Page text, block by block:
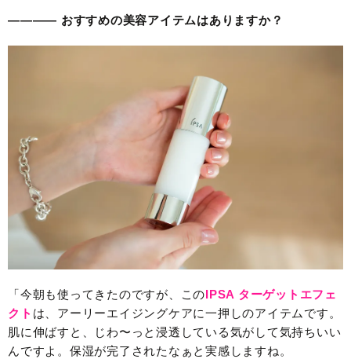
———— おすすめの美容アイテムはありますか？
「今朝も使ってきたのですが、このIPSA ターゲットエフェ
クト は、アーリーエイジングケアに一押しのアイテムです。
肌に伸ばすと、じわ〜っと浸透している気がして気持ちいい
んですよ。保湿が完了されたなぁと実感しますね。